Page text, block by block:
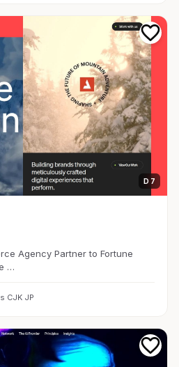
D 7
Agency Partner to Fortune
…
CJK JP